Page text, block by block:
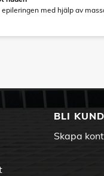
epileringen med hjälp av
BLI KUND
Skapa